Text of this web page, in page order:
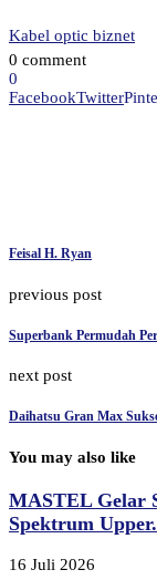
Kabel optic biznet
0 comment
0
FacebookTwitter
Feisal H. Ryan
previous post
Superbank Permudah
next post
Daihatsu Gran Max
You may also like
MASTEL Gelar
Spektrum
16 Juli 2026